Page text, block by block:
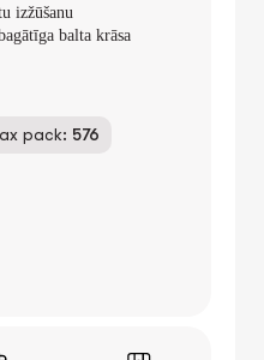
izžūšanu
balta krāsa
pack: 576